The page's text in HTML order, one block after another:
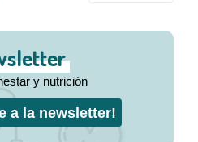
y nutrición
a la newsletter!